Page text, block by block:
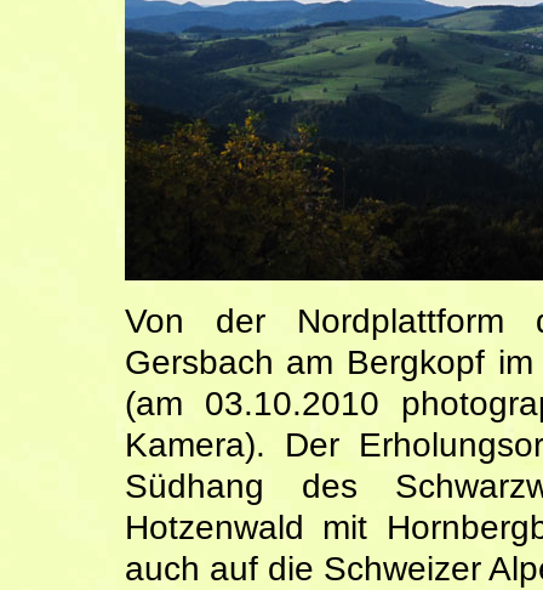
Von der
Gersbach am Bergkopf
(am 03.10.2010
Kamera). Der
Südhang des
Hotzenwald mit
auch auf die Schweizer